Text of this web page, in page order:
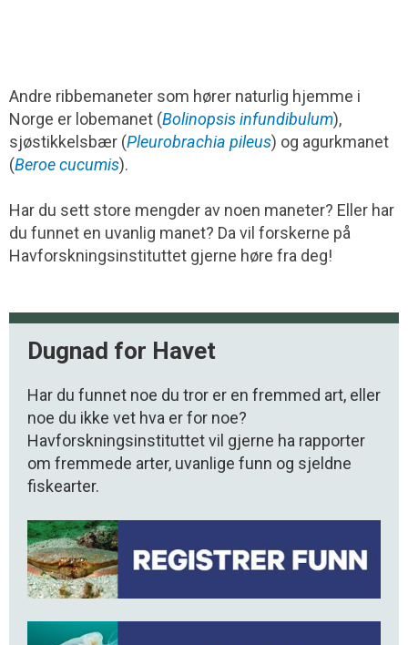
Andre ribbemaneter som hører naturlig hjemme i
Norge er lobemanet (Bolinopsis infundibulum),
sjøstikkelsbær (Pleurobrachia pileus) og agurkmanet
(Beroe cucumis).
Har du sett store mengder av noen maneter? Eller har
du funnet en uvanlig manet? Da vil forskerne på
Havforskningsinstituttet gjerne høre fra deg!
Dugnad for Havet
Har du funnet noe du tror er en fremmed art, eller
noe du ikke vet hva er for noe?
Havforskningsinstituttet vil gjerne ha rapporter
om fremmede arter, uvanlige funn og sjeldne
fiskearter.